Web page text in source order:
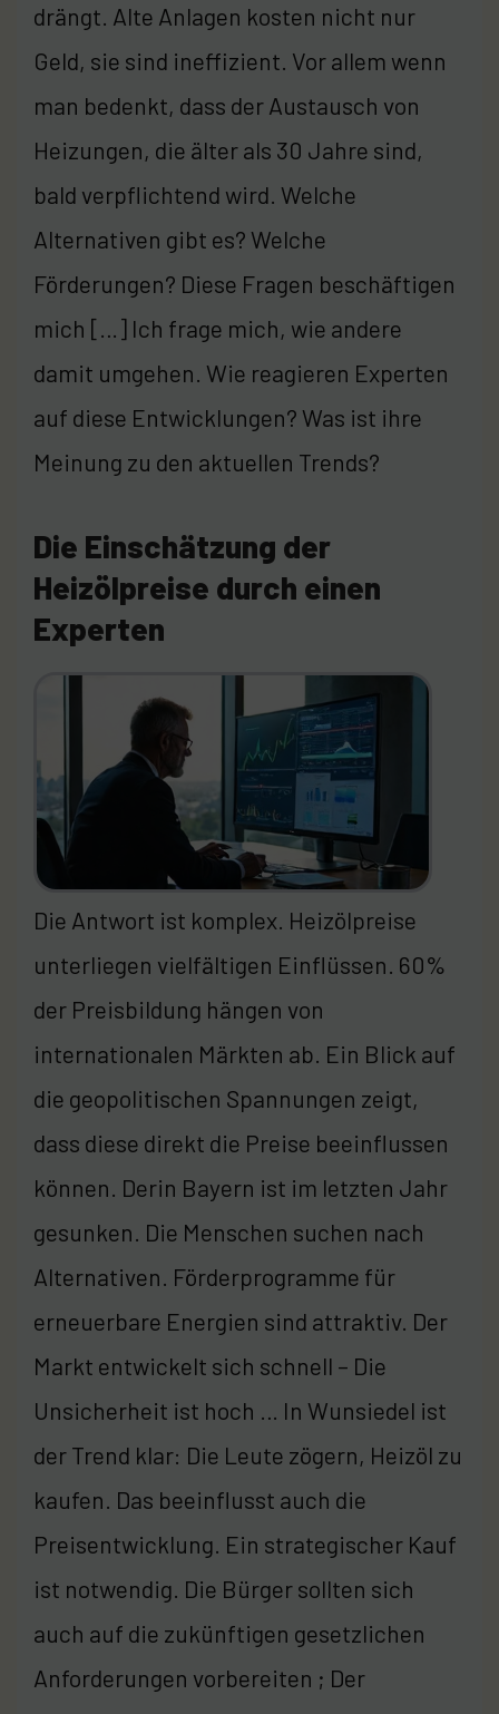
drängt. Alte Anlagen kosten nicht nur
Geld, sie sind ineffizient. Vor allem wenn
man bedenkt, dass der Austausch von
Heizungen, die älter als 30 Jahre sind,
bald verpflichtend wird. Welche
Alternativen gibt es? Welche
Förderungen? Diese Fragen beschäftigen
mich […] Ich frage mich, wie andere
damit umgehen. Wie reagieren Experten
auf diese Entwicklungen? Was ist ihre
Meinung zu den aktuellen Trends?
Die Einschätzung der
Heizölpreise durch einen
Experten
Die Antwort ist komplex. Heizölpreise
unterliegen vielfältigen Einflüssen. 60%
der Preisbildung hängen von
internationalen Märkten ab. Ein Blick auf
die geopolitischen Spannungen zeigt,
dass diese direkt die Preise beeinflussen
können. Derin Bayern ist im letzten Jahr
gesunken. Die Menschen suchen nach
Alternativen. Förderprogramme für
erneuerbare Energien sind attraktiv. Der
Markt entwickelt sich schnell – Die
Unsicherheit ist hoch … In Wunsiedel ist
der Trend klar: Die Leute zögern, Heizöl zu
kaufen. Das beeinflusst auch die
Preisentwicklung. Ein strategischer Kauf
ist notwendig. Die Bürger sollten sich
auch auf die zukünftigen gesetzlichen
Anforderungen vorbereiten ; Der